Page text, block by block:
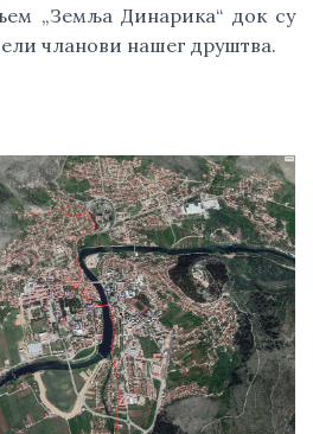
„Земља Динарика“ док су
чланови нашег друштва.